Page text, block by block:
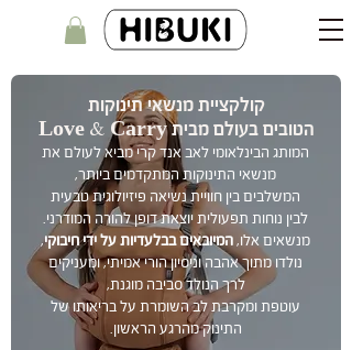
קולקציית מנשאי תינוקות
הטובים בעולם מבית Love & Carry
המותג הבינלאומי לאב אנד קרי מביא לעולם את
מנשאי התינוקות המתקדמים ביותר,
המשלבים בין חוויית נשיאה פיזיולוגית טבעית
לבין נוחות תפעולית יוצאת דופן להורה המודרני.
מנשאים אלו, המיובאים בבלעדיות על ידי חיבוקי,
נולדו מתוך אהבה וניסיון הורי אמיתי, ומעניקים
לרך הנולד סביבה מוגנת,
עוטפת ומקרבת לב השומרת על בריאותו של
התינוק מהרגע הראשון.